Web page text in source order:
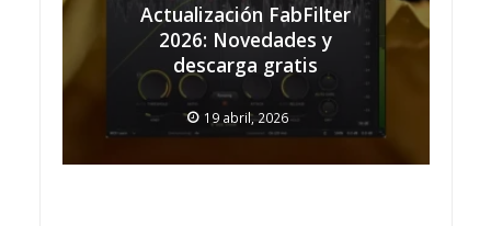
Actualización FabFilter
2026: Novedades y
descarga gratis
19 abril, 2026